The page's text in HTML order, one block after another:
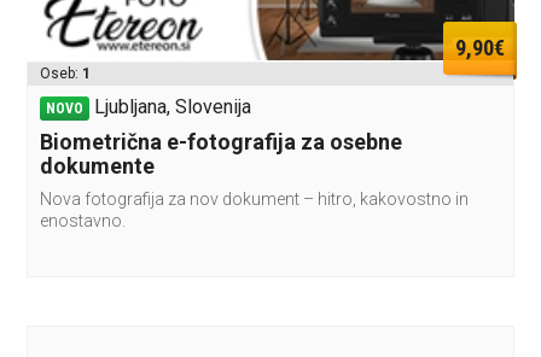
9,90€
Oseb: 1
NOVO Ljubljana, Slovenija
Biometrična e-fotografija za osebne
dokumente
Nova fotografija za nov dokument – hitro, kakovostno in
enostavno.